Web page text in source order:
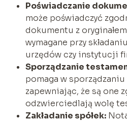
Poświadczanie
może poświadczyć
dokumentu z
wymagane przy
urzędów czy instytucji
Sporządzanie
pomaga w
zapewniając, że są one
odzwierciedlają wolę
Zakładanie spółek: